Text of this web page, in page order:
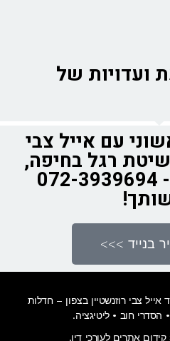
ועדויות של
עם אייל צבי
רגל בחיפה,
ניתן ליצור קשר ב- 072-3939694
בנייד >>>
צבי רוזנשטיין בצפון – חדלות
הסדרי חוב • ליטיגציה.